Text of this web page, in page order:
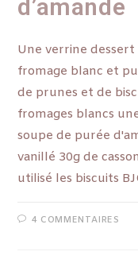
d’amande
Une verrine
fromage blanc et
de prunes et de
fromages blancs
soupe de purée
vanillé 30g de
utilisé les biscuits
4 COMMENTAIRES